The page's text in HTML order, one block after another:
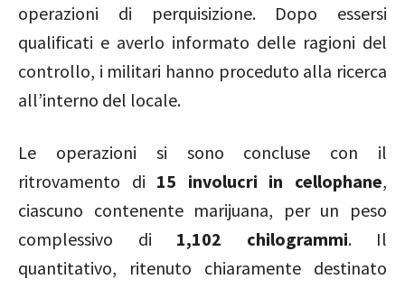
operazioni di perquisizione. Dopo essersi
qualificati e averlo informato delle ragioni del
controllo, i militari hanno proceduto alla ricerca
all’interno del locale.
Le operazioni si sono concluse con il
ritrovamento di 15 involucri in cellophane,
ciascuno contenente marijuana, per un peso
complessivo di 1,102 chilogrammi. Il
quantitativo, ritenuto chiaramente destinato